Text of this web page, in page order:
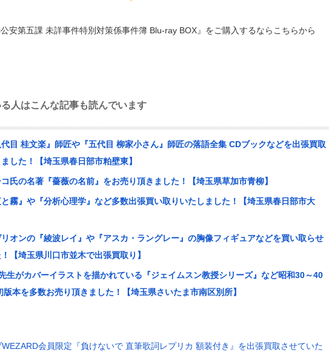
安第五課 未詳事件特別対策係事件簿 Blu-ray BOX』をご購入するならこちらから
人はこんな記事も読んでいます
目 桂文楽』師匠や『五代目 柳家小さん』師匠の落語全集 CDブックなどを出張買取
した！【埼玉県春日部市粕壁東】
氏の名著『薔薇の名前』をお売り頂きました！【埼玉県草加市青柳】
霧』や『分析心理学』など多数出張買い取りいたしました！【埼玉県春日部市大
オンの『綾波レイ』や『アスカ・ラングレー』の胸像フィギュアなどを買い取らせ
【埼玉県川口市並木で出張買取り】
生がカバーイラストを描かれている『ジェイムスン教授シリーズ』など昭和30～40
本を多数お売り頂きました！【埼玉県さいたま市南区別所】
会員限定『負けないで 直筆歌詞レプリカ 額装付き』を出張買取させていた